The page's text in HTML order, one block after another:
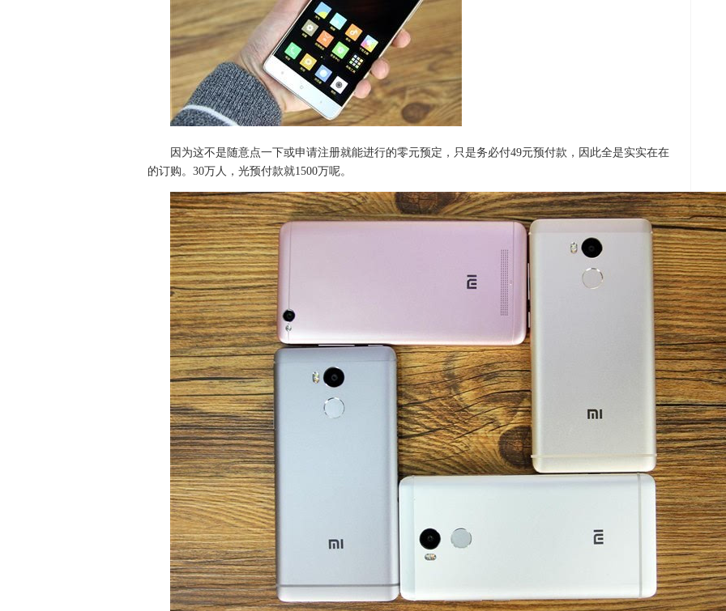
因为这不是随意点一下或申请注册就能进行的零元预定，只是务必付49元预付款，因此全是实实在在
的订购。30万人，光预付款就1500万呢。